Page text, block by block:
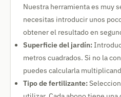
Nuestra herramienta es muy
necesitas introducir unos
obtener el resultado en
Superficie del jardín:
metros cuadrados. Si no la
puedes calcularla
Tipo de fertilizante: